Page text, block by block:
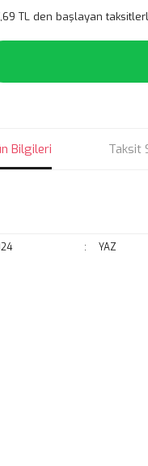
TL den başlayan
Bilgileri Taksit
: YAZ